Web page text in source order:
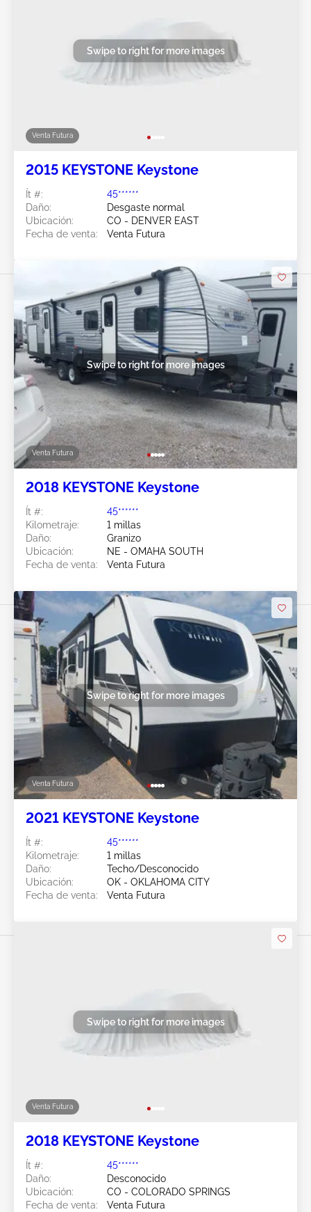
Venta Futura
Swipe to right for more images
2015 KEYSTONE Keystone
Ít #:
45******
Daño:
Desgaste normal
Ubicación:
CO - DENVER EAST
Fecha de venta:
Venta Futura
Venta Futura
Swipe to right for more images
2018 KEYSTONE Keystone
Ít #:
45******
Kilometraje:
1 millas
Daño:
Granizo
Ubicación:
NE - OMAHA SOUTH
Fecha de venta:
Venta Futura
Venta Futura
Swipe to right for more images
2021 KEYSTONE Keystone
Ít #:
45******
Kilometraje:
1 millas
Daño:
Techo/Desconocido
Ubicación:
OK - OKLAHOMA CITY
Fecha de venta:
Venta Futura
Venta Futura
Swipe to right for more images
2018 KEYSTONE Keystone
Ít #:
45******
Daño:
Desconocido
Ubicación:
CO - COLORADO SPRINGS
Fecha de venta:
Venta Futura